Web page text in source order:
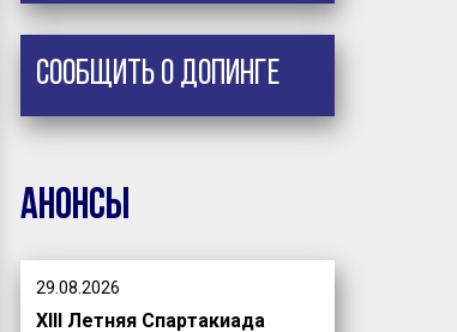
Сообщить о допинге
Анонсы
29.08.2026
XIII Летняя Спартакиада